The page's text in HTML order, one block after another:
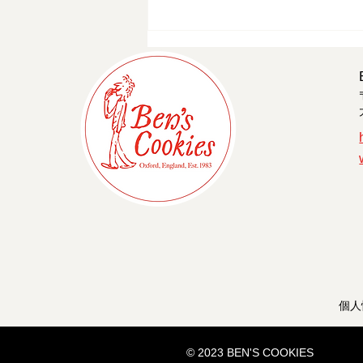
祇園祭中の営業時間 - 京都四
個
© 2023 BEN'S COOKIES